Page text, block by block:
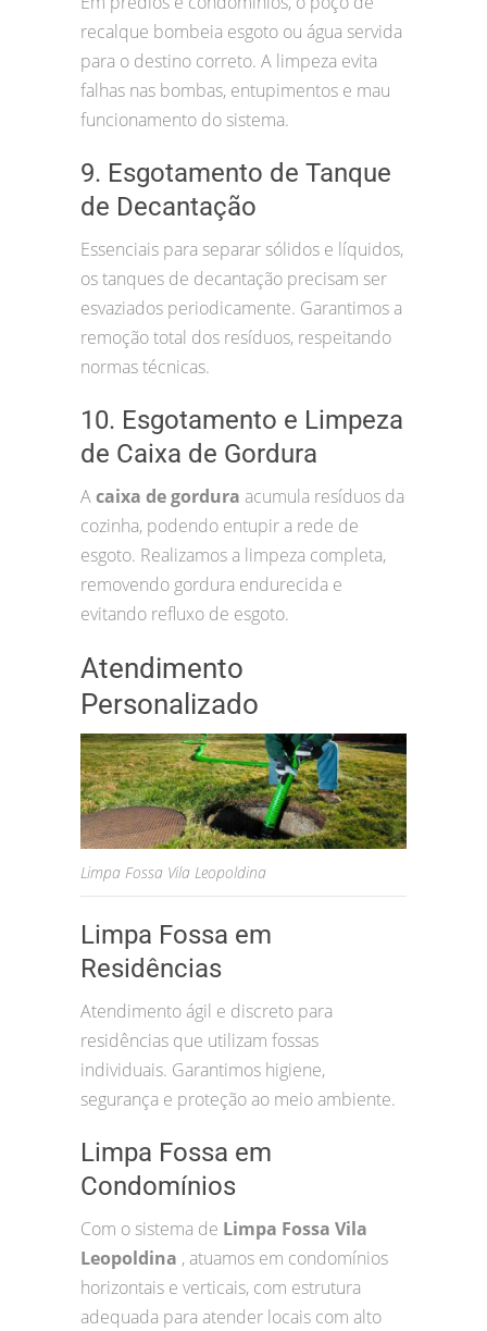
recalque bombeia esgoto ou água servida
para o destino correto. A limpeza evita
falhas nas bombas, entupimentos e mau
funcionamento do sistema.
9. Esgotamento de Tanque
de Decantação
Essenciais para separar sólidos e líquidos,
os tanques de decantação precisam ser
esvaziados periodicamente. Garantimos a
remoção total dos resíduos, respeitando
normas técnicas.
10. Esgotamento e Limpeza
de Caixa de Gordura
Acaixa de gordura acumula resíduos da
cozinha, podendo entupir a rede de
esgoto. Realizamos a limpeza completa,
removendo gordura endurecida e
evitando refluxo de esgoto.
Atendimento
Personalizado
Limpa Fossa Vila Leopoldina
Limpa Fossa em
Residências
Atendimento ágil e discreto para
residências que utilizam fossas
individuais. Garantimos higiene,
segurança e proteção ao meio ambiente.
Limpa Fossa em
Condomínios
Com o sistema de Limpa Fossa Vila
Leopoldina , atuamos em condomínios
horizontais e verticais, com estrutura
adequada para atender locais com alto